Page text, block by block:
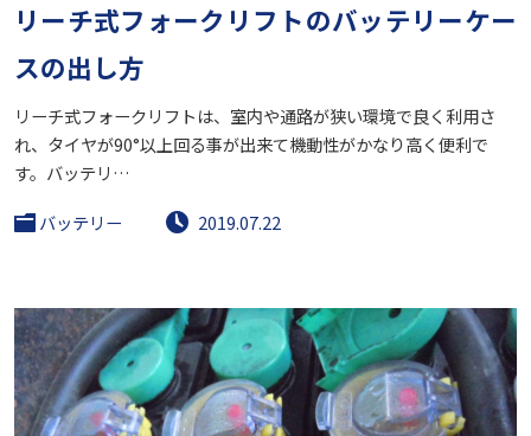
リーチ式フォークリフトのバッテリーケー
スの出し方
リーチ式フォークリフトは、室内や通路が狭い環境で良く利用さ
れ、タイヤが90°以上回る事が出来て機動性がかなり高く便利で
す。バッテリ…
バッテリー
2019.07.22